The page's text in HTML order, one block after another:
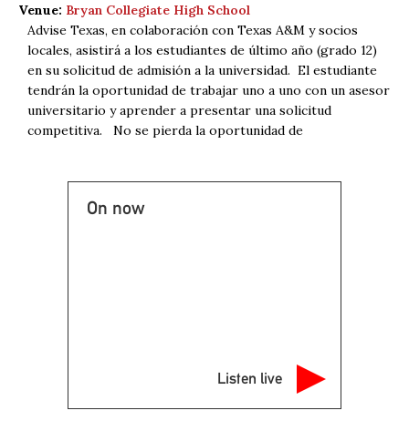
Venue: Bryan Collegiate High School
Advise Texas, en colaboración con Texas A&M y socios
locales, asistirá a los estudiantes de último año (grado 12)
en su solicitud de admisión a la universidad. El estudiante
tendrán la oportunidad de trabajar uno a uno con un asesor
universitario y aprender a presentar una solicitud
competitiva. No se pierda la oportunidad de
On now
Listen live